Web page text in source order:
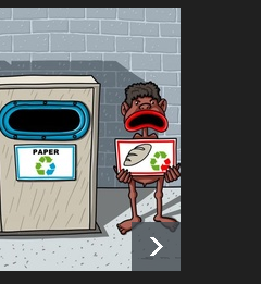
تسلیت
اخبار 6 ماه قبل
آغاز
تابستان 1405 خانه کاریکات…
اخبار حدود